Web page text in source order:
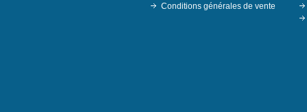
Conditions générales de vente